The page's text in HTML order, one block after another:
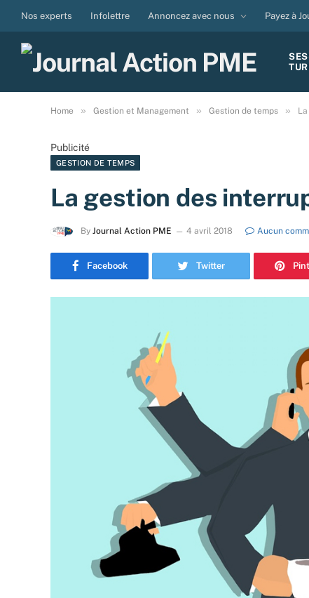
Nos experts Infolettre Annoncez avec nous Payez à
Home » Gestion et Management » Gestion de temps »
Publicité
GESTION DE TEMPS
La gestion des
By Journal Action PME 4 avril 2018 Aucun
Facebook Twitter